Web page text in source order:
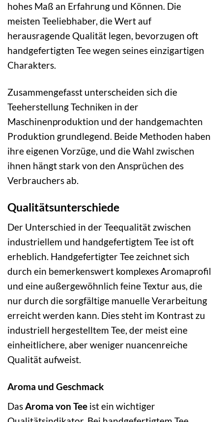
hohes Maß an Erfahrung und Können. Die
meisten Teeliebhaber, die Wert auf
herausragende Qualität legen, bevorzugen oft
handgefertigten Tee wegen seines einzigartigen
Charakters.
Zusammengefasst unterscheiden sich die
Teeherstellung Techniken in der
Maschinenproduktion und der handgemachten
Produktion grundlegend. Beide Methoden haben
ihre eigenen Vorzüge, und die Wahl zwischen
ihnen hängt stark von den Ansprüchen des
Verbrauchers ab.
Qualitätsunterschiede
Der Unterschied in der Teequalität zwischen
industriellem und handgefertigtem Tee ist oft
erheblich. Handgefertigter Tee zeichnet sich
durch ein bemerkenswert komplexes Aromaprofil
und eine außergewöhnlich feine Textur aus, die
nur durch die sorgfältige manuelle Verarbeitung
erreicht werden kann. Dies steht im Kontrast zu
industriell hergestelltem Tee, der meist eine
einheitlichere, aber weniger nuancenreiche
Qualität aufweist.
Aroma und Geschmack
DasAroma von Tee ist ein wichtiger